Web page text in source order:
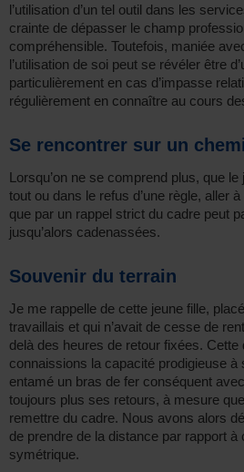
l’utilisation d’un tel outil dans les
crainte de dépasser le champ
compréhensible. Toutefois, maniée
l’utilisation de soi peut se révéler être
particulièrement en cas d’impasse
régulièrement en connaître au cours
Se rencontrer sur un
Lorsqu’on ne se comprend plus, que
tout ou dans le refus d’une règle, aller
que par un rappel strict du cadre peut
jusqu’alors cadenassées.
Souvenir du terrain
Je me rappelle de cette jeune fille,
travaillais et qui n’avait de cesse de
delà des heures de retour fixées. Cette
connaissions la capacité prodigieuse à
entamé un bras de fer conséquent
toujours plus ses retours, à mesure
remettre du cadre. Nous avons alors
de prendre de la distance par rapport à
symétrique.